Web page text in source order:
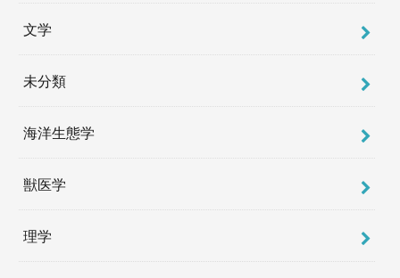
文学
未分類
海洋生態学
獣医学
理学